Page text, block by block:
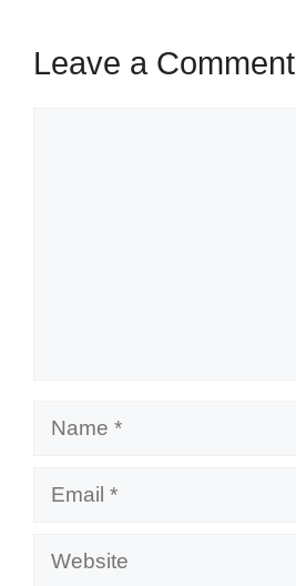
Leave a Comment
Website